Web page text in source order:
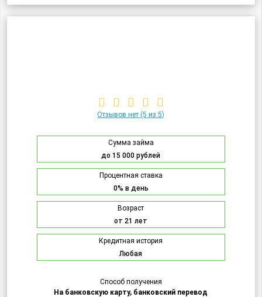
Отзывов нет (5 из 5)
Сумма займа
до 15 000 рублей
Процентная ставка
0% в день
Возраст
от 21 лет
Кредитная история
Любая
Способ получения
На банковскую карту, банковский перевод